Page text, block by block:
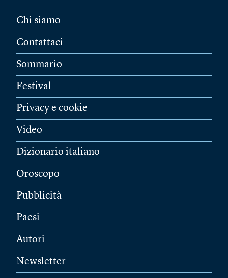
Chi siamo
Contattaci
Sommario
Festival
Privacy e cookie
Video
Dizionario italiano
Oroscopo
Pubblicità
Paesi
Autori
Newsletter